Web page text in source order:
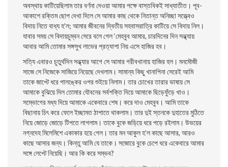
অবস্থায় কাটিয়েছিলাম তার বর্ণনা দেওয়া আমার পক্ষে বাস্তবিকই সাধ্যাতীত। পূব-
আকাশে রক্তিম ছােপ দেখা দিলে সে আমার কাছ থেকে নিতান্ত অনিচ্ছা সত্ত্বেও
বিদায় নিতে বাধ্য হ’ল; আমার জীবনের দ্বিতীয় সহবাসরাত্রি কাটিয়ে সে বিদায় নিল।
যাবার সময় সে বিদায়চুম্বন সেরে বলে গেল ‘মেহবুব আমার, চারদিনের দিন সন্ধ্যায়
আবার আমি তােমার সঙ্গসুখ লাভের প্রত্যাশা নিয় এসে হাজির হব।
সত্যি এবারও চুতুর্থদিন সন্ধ্যার আগে সে আমার গরীবখানায় হাজির হল। মনমৌজী
সাজে সে নিজেকে সাজিয়ে নিয়েছে দেখলাম। সামান্য কিছু খানাপিনা সেরেই আমি
তাকে জাপ্টে ধরে পালঙ্কের ওপর শুইয়ে নিলাম। তার চোখের তারার ভাষায় সে
আমাকে বুঝিয়ে দিল তােমার যৌবনের সর্বশক্তি দিয়ে আমাকে ছিড়েফুঁড়ে খাও।
সম্ভোগের মধ্য দিয়ে আমাকে একেবারে শেষ। করে দাও মেহবুব। আমি তাকে
বিছানায় চিৎ করে ফেলে ইচ্ছামত ঠাপাতে থাকলাম। তার দুই স্তনকে দুহাতের মুঠিতে
নিয়ে জোড়ে জোড়ে টিপতে লাগলাম। তাকে বুকে জড়িয়ে ধরে পড়ে রইলাম। উভয়ের
নগ্নদেহ মিলেমিশে একাকার হয়ে গেল। তার মন আকুল হ’ল কাছে আসার, আরও
কাছে আসার জন্য। কিন্তু আমি যে তাকে। সজোরে বুকে চেপে ধরে একেবারে আমার
সঙ্গে লেপ্টে নিয়েছি। আর কি করে সম্ভব?